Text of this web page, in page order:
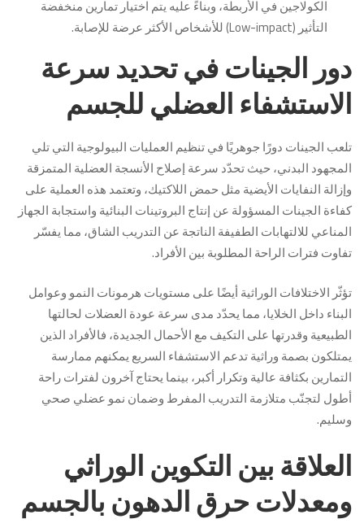
الكولاجين في الأربطة، وبناءً عليه يتم اختيار تمارين منخفضة
التأثير (Low-impact) للأشخاص الأكثر عرضة للإصابة.
دور الجينات في تحديد سرعة
الاستشفاء العضلي للجسم
تلعب الجينات دورًا جوهريًا في تنظيم العمليات البيولوجية التي تلي
المجهود البدني، حيث تحدّد سرعة إصلاح الأنسجة العضلية المتمزقة
وإزالة النفايات الأيضية مثل حمض اللاكتيك، وتعتمد هذه العملية على
كفاءة الجينات المسؤولة عن إنتاج البروتينات البنائية واستجابة الجهاز
المناعي للالتهابات الطفيفة الناتجة عن التدريب الشاق، مما يفسّر
تفاوت فترات الراحة المطلوبة بين الأفراد.
تؤثّر الاختلافات الوراثية أيضًا على مستويات هرمونات النمو وعوامل
البناء داخل الخلايا، مما يحدّد مدى سرعة عودة العضلات لحالتها
الطبيعية وقدرتها على التكيف مع الأحمال الجديدة، فالأفراد الذين
يمتلكون بصمة وراثية تدعم الاستشفاء السريع يمكنهم ممارسة
التمارين بكثافة عالية وتكرار أكبر، بينما يحتاج آخرون لفترات راحة
أطول لتجنّب متلازمة التدريب المفرط وضمان نمو عضلي صحي
وسليم.
العلاقة بين التكوين الوراثي
ومعدلات حرق الدهون بالجسم